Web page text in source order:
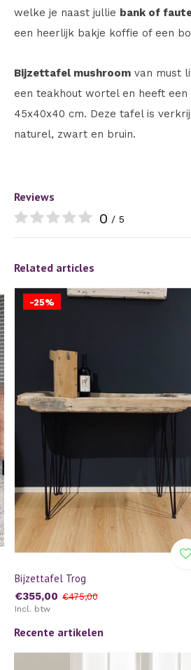
welke je naast jullie bank of
een heerlijk bakje koffie of een
Bijzettafel mushroom van must
een teakhout wortel en heeft een
45x40x40 cm. Deze tafel is
naturel, zwart en bruin.
Reviews
0 / 5
Related articles
-25%
Bijzettafel Trog
€355,00 €475,00
Incl. btw
Recente artikelen